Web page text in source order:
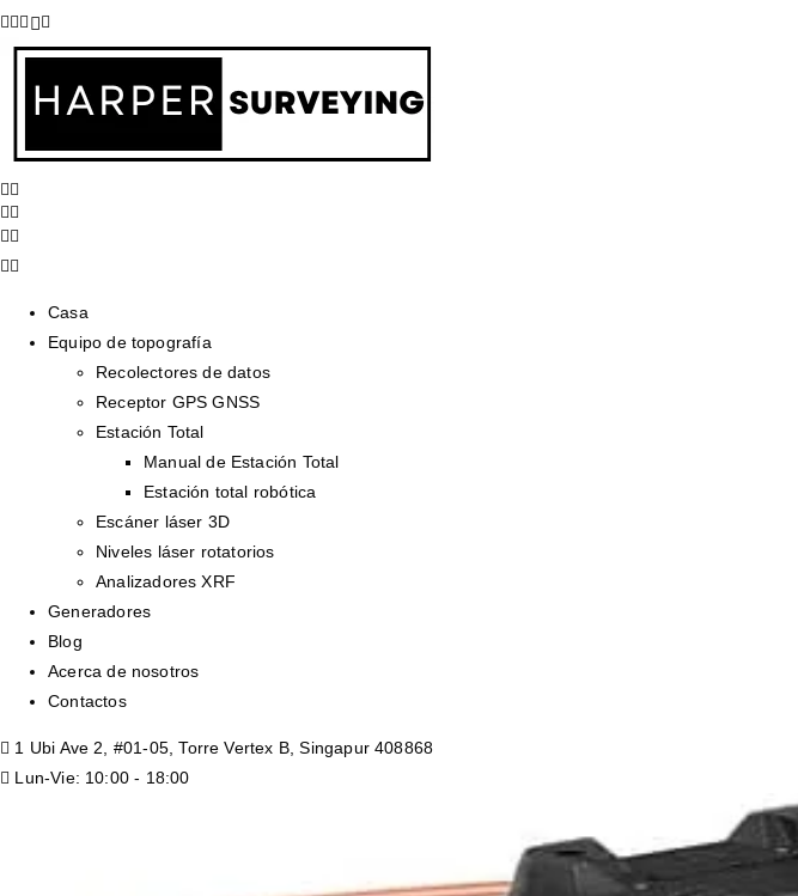
Casa
Equipo de topografía
Recolectores de datos
Receptor GPS GNSS
Estación Total
Manual de Estación Total
Estación total robótica
Escáner láser 3D
Niveles láser rotatorios
Analizadores XRF
Generadores
Blog
Acerca de nosotros
Contactos
1 Ubi Ave 2, #01-05, Torre Vertex B, Singapur 408868
Lun-Vie: 10:00 - 18:00